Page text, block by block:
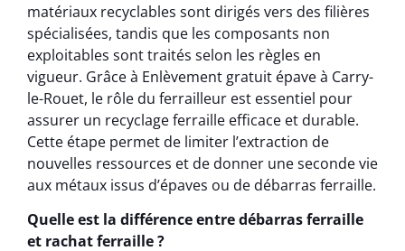
matériaux recyclables sont dirigés vers des filières
spécialisées, tandis que les composants non
exploitables sont traités selon les règles en
vigueur. Grâce à Enlèvement gratuit épave à Carry-
le-Rouet, le rôle du ferrailleur est essentiel pour
assurer un recyclage ferraille efficace et durable.
Cette étape permet de limiter l’extraction de
nouvelles ressources et de donner une seconde vie
aux métaux issus d’épaves ou de débarras ferraille.
Quelle est la différence entre débarras ferraille
et rachat ferraille ?